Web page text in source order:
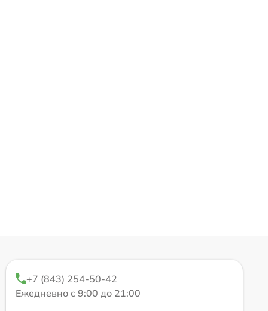
+7 (843) 254-50-42
Ежедневно с 9:00 до 21:00